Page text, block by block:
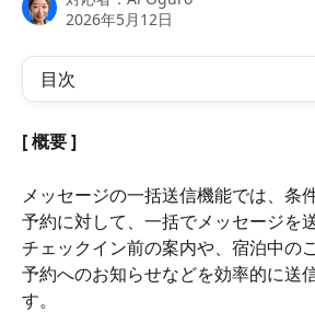
2026年5月12日
目次
[ 概要 ]
メッセージの一括送信機能では、条
予約に対して、一括でメッセージを
チェックイン前の案内や、宿泊中の
予約へのお知らせなどを効率的に送
す。